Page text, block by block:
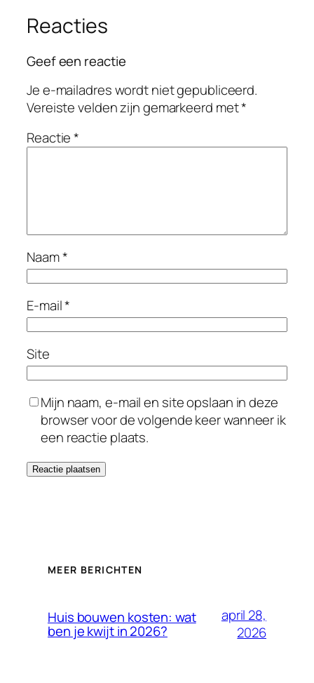
Reacties
Geef een reactie
Je e-mailadres wordt niet gepubliceerd.
Vereiste velden zijn gemarkeerd met*
Reactie*
Naam*
E-mail*
Site
Mijn naam, e-mail en site opslaan in deze
browser voor de volgende keer wanneer ik
een reactie plaats.
MEER BERICHTEN
Huis bouwen kosten: wat
ben je kwijt in 2026?
april 28,
2026